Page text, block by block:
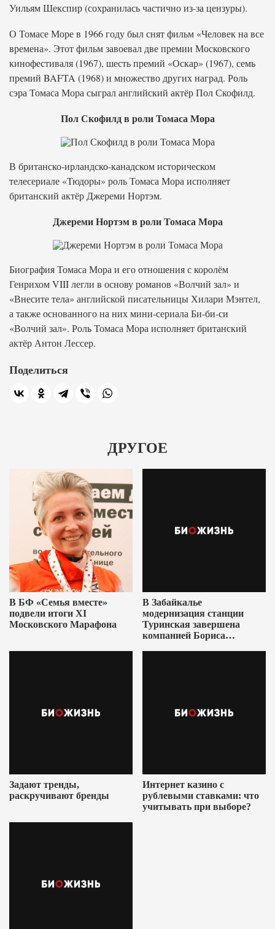
Уильям Шекспир (сохранилась частично из-за цензуры).
О Томасе Море в 1966 году был снят фильм «Человек на все
времена». Этот фильм завоевал две премии Московского
кинофестиваля (1967), шесть премий «Оскар» (1967), семь
премий BAFTA (1968) и множество других наград. Роль
сэра Томаса Мора сыграл английский актёр Пол Скофилд.
Пол Скофилд в роли Томаса Мора
В британско-ирландско-канадском историческом
телесериале «Тюдоры» роль Томаса Мора исполняет
британский актёр Джереми Нортэм.
Джереми Нортэм в роли Томаса Мора
Биография Томаса Мора и его отношения с королём
Генрихом VIII легли в основу романов «Волчий зал» и
«Внесите тела» английской писательницы Хилари Мэнтел,
а также основанного на них мини-сериала Би-би-си
«Волчий зал». Роль Томаса Мора исполняет британский
актёр Антон Лессер.
Поделиться
ДРУГОЕ
В БФ «Семья вместе»
подвели итоги XI
Московского Марафона
В Забайкалье
модернизация станции
Туринская завершена
компанией Бориса
Задают тренды,
раскручивают бренды
Интернет казино с
рублевыми ставками: что
учитывать при выборе?